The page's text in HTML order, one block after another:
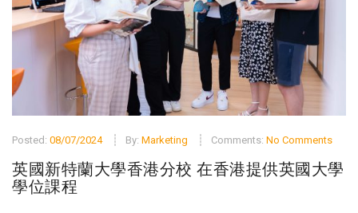
Posted: 08/07/2024 By: Marketing Comments: No Comments
英國新特蘭大學香港分校 在香港提供英國大學
學位課程